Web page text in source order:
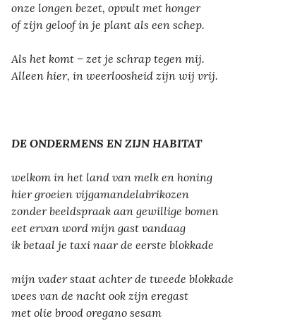
onze longen bezet, opvult met honger
of zijn geloof in je plant als een schep.
Als het komt – zet je schrap tegen mij.
Alleen hier, in weerloosheid zijn wij vrij.
DE ONDERMENS EN ZIJN HABITAT
welkom in het land van melk en honing
hier groeien vijgamandelabrikozen
zonder beeldspraak aan gewillige bomen
eet ervan word mijn gast vandaag
ik betaal je taxi naar de eerste blokkade
mijn vader staat achter de tweede blokkade
wees van de nacht ook zijn eregast
met olie brood oregano sesam